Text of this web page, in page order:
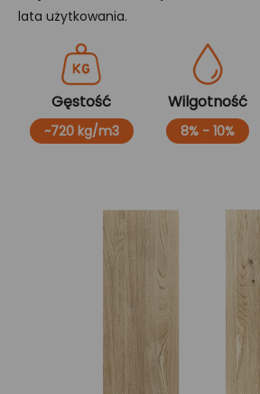
lata użytkowania.
Gęstość
~720 kg/m3
Wilgotność
8% - 10%